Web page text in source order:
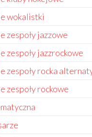
wokalistki
zespoły jazzowe
zespoły jazzrockowe
zespoły rocka
zespoły rockowe